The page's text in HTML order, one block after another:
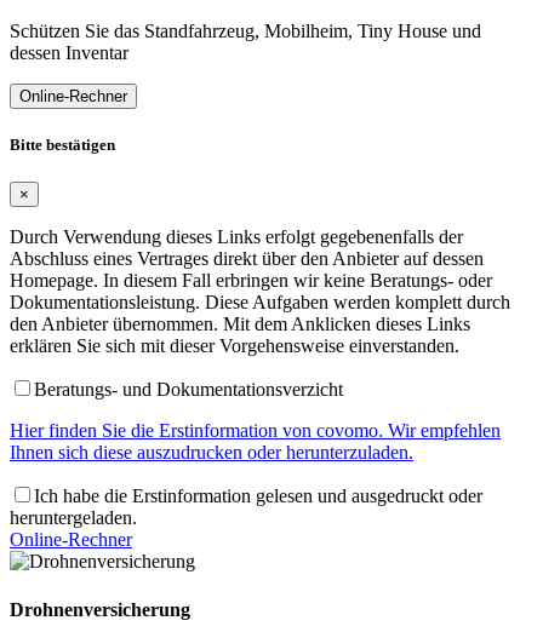
Schützen Sie das Standfahrzeug, Mobilheim, Tiny House und
dessen Inventar
Online-Rechner
Bitte bestätigen
×
Durch Verwendung dieses Links erfolgt gegebenenfalls der
Abschluss eines Vertrages direkt über den Anbieter auf dessen
Homepage. In diesem Fall erbringen wir keine Beratungs- oder
Dokumentationsleistung. Diese Aufgaben werden komplett durch
den Anbieter übernommen. Mit dem Anklicken dieses Links
erklären Sie sich mit dieser Vorgehensweise einverstanden.
Beratungs- und Dokumentationsverzicht
Hier finden Sie die Erstinformation von covomo. Wir empfehlen
Ihnen sich diese auszudrucken oder herunterzuladen.
Ich habe die Erstinformation gelesen und ausgedruckt oder
heruntergeladen.
Online-Rechner
Drohnenversicherung